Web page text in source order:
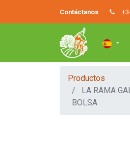
Contáctanos
Productos
LA RAMA
BOLSA